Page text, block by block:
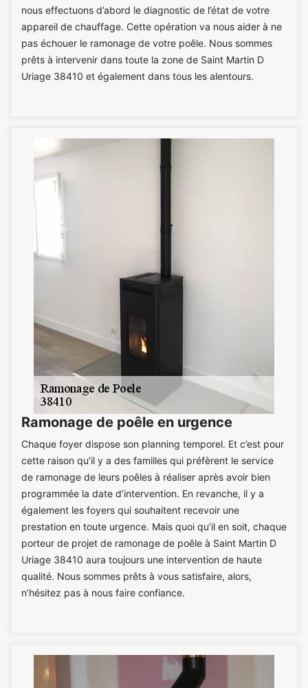
nous effectuons d’abord le diagnostic de l’état de votre
appareil de chauffage. Cette opération va nous aider à ne
pas échouer le ramonage de votre poêle. Nous sommes
prêts à intervenir dans toute la zone de Saint Martin D
Uriage 38410 et également dans tous les alentours.
Ramonage de poêle en urgence
Chaque foyer dispose son planning temporel. Et c’est pour
cette raison qu’il y a des familles qui préfèrent le service
de ramonage de leurs poêles à réaliser après avoir bien
programmée la date d’intervention. En revanche, il y a
également les foyers qui souhaitent recevoir une
prestation en toute urgence. Mais quoi qu’il en soit, chaque
porteur de projet de ramonage de poêle à Saint Martin D
Uriage 38410 aura toujours une intervention de haute
qualité. Nous sommes prêts à vous satisfaire, alors,
n’hésitez pas à nous faire confiance.